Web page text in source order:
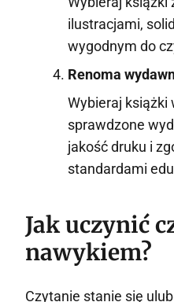
ilustracjami,
wygodnym do
Renoma
Wybieraj książki
sprawdzone
jakość druku i
standardami
Jak uczynić
nawykiem?
Czytanie stanie się